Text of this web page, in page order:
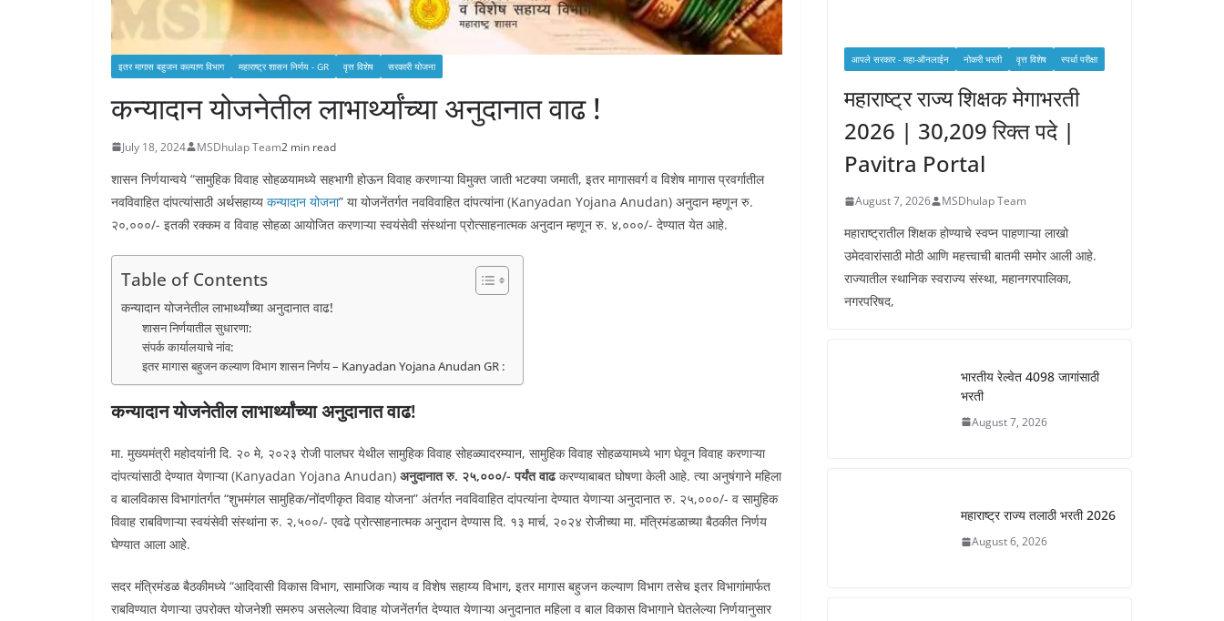
इतर मागास बहुजन कल्याण विभाग महाराष्ट्र शासन निर्णय - GR वृत्त विशेष सरकारी योजना
कन्यादान योजनेतील लाभार्थ्यांच्या अनुदानात वाढ !
July 18, 2024 MSDhulap Team2 min read
शासन निर्णयान्वये “सामुहिक विवाह सोहळयामध्ये सहभागी होऊन विवाह करणाऱ्या विमुक्त जाती भटक्या जमाती, इतर मागासवर्ग व विशेष मागास प्रवर्गातील
नवविवाहित दांपत्यांसाठी अर्थसहाय्य कन्यादान योजना” या योजनेंतर्गत नवविवाहित दांपत्यांना (Kanyadan Yojana Anudan) अनुदान म्हणून रु.
२०,०००/- इतकी रक्कम व विवाह सोहळा आयोजित करणाऱ्या स्वयंसेवी संस्थांना प्रोत्साहनात्मक अनुदान म्हणून रु. ४,०००/- देण्यात येत आहे.
Table of Contents
कन्यादान योजनेतील लाभार्थ्यांच्या अनुदानात वाढ!
शासन निर्णयातील सुधारणा:
संपर्क कार्यालयाचे नांव:
इतर मागास बहुजन कल्याण विभाग शासन निर्णय – Kanyadan Yojana Anudan GR :
कन्यादान योजनेतील लाभार्थ्यांच्या अनुदानात वाढ!
मा. मुख्यमंत्री महोदयांनी दि. २० मे, २०२३ रोजी पालघर येथील सामुहिक विवाह सोहळ्यादरम्यान, सामुहिक विवाह सोहळयामध्ये भाग घेवून विवाह करणाऱ्या
दांपत्यांसाठी देण्यात येणाऱ्या (Kanyadan Yojana Anudan) अनुदानात रु. २५,०००/- पर्यंत वाढकरण्याबाबत घोषणा केली आहे. त्या अनुषंगाने महिला
व बालविकास विभागांतर्गत “शुभमंगल सामुहिक/नोंदणीकृत विवाह योजना” अंतर्गत नवविवाहित दांपत्यांना देण्यात येणाऱ्या अनुदानात रु. २५,०००/- व सामुहिक
विवाह राबविणाऱ्या स्वयंसेवी संस्थांना रु. २,५००/- एवढे प्रोत्साहनात्मक अनुदान देण्यास दि. १३ मार्च, २०२४ रोजीच्या मा. मंत्रिमंडळाच्या बैठकीत निर्णय
घेण्यात आला आहे.
सदर मंत्रिमंडळ बैठकीमध्ये “आदिवासी विकास विभाग, सामाजिक न्याय व विशेष सहाय्य विभाग, इतर मागास बहुजन कल्याण विभाग तसेच इतर विभागांमार्फत
राबविण्यात येणाऱ्या उपरोक्त योजनेशी समरुप असलेल्या विवाह योजनेंतर्गत देण्यात येणाऱ्या अनुदानात महिला व बाल विकास विभागाने घेतलेल्या निर्णयानुसार
आपले सरकार - महा-ऑनलाईन नोकरी भरती वृत्त विशेष स्पर्धा परीक्षा
महाराष्ट्र राज्य शिक्षक मेगाभरती
2026 | 30,209 रिक्त पदे |
Pavitra Portal
August 7, 2026 MSDhulap Team
महाराष्ट्रातील शिक्षक होण्याचे स्वप्न पाहणाऱ्या लाखो
उमेदवारांसाठी मोठी आणि महत्त्वाची बातमी समोर आली आहे.
राज्यातील स्थानिक स्वराज्य संस्था, महानगरपालिका,
नगरपरिषद,
भारतीय रेल्वेत 4098 जागांसाठी
भरती
August 7, 2026
महाराष्ट्र राज्य तलाठी भरती 2026
August 6, 2026